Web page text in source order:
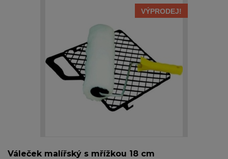
VÝPRODEJ!
Váleček malířský s mřížkou 18 cm